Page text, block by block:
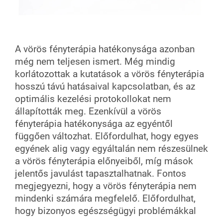
A vörös fényterápia hatékonysága azonban
még nem teljesen ismert. Még mindig
korlátozottak a kutatások a vörös fényterápia
hosszú távú hatásaival kapcsolatban, és az
optimális kezelési protokollokat nem
állapították meg. Ezenkívül a vörös
fényterápia hatékonysága az egyéntől
függően változhat. Előfordulhat, hogy egyes
egyének alig vagy egyáltalán nem részesülnek
a vörös fényterápia előnyeiből, míg mások
jelentős javulást tapasztalhatnak. Fontos
megjegyezni, hogy a vörös fényterápia nem
mindenki számára megfelelő. Előfordulhat,
hogy bizonyos egészségügyi problémákkal